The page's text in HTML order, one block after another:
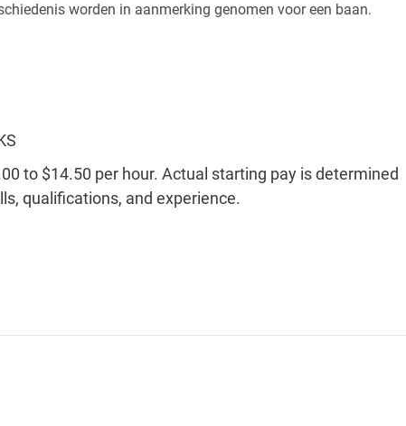
worden in aanmerking genomen voor een baan.
to $14.50 per hour. Actual starting pay is determined
qualifications, and experience.